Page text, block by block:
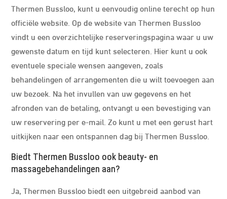
Thermen Bussloo, kunt u eenvoudig online terecht op hun
officiële website. Op de website van Thermen Bussloo
vindt u een overzichtelijke reserveringspagina waar u uw
gewenste datum en tijd kunt selecteren. Hier kunt u ook
eventuele speciale wensen aangeven, zoals
behandelingen of arrangementen die u wilt toevoegen aan
uw bezoek. Na het invullen van uw gegevens en het
afronden van de betaling, ontvangt u een bevestiging van
uw reservering per e-mail. Zo kunt u met een gerust hart
uitkijken naar een ontspannen dag bij Thermen Bussloo.
Biedt Thermen Bussloo ook beauty- en
massagebehandelingen aan?
Ja, Thermen Bussloo biedt een uitgebreid aanbod van